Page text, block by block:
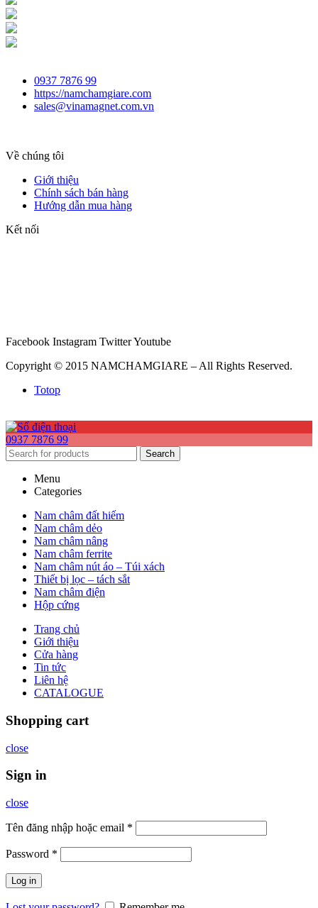
0937 7876 99
https://namchamgiare.com
sales@vinamagnet.com.vn
Về chúng tôi
Giới thiệu
Chính sách bán hàng
Hướng dẫn mua hàng
Kết nối
Facebook Instagram TwitterYoutube
Copyright © 2015 NAMCHAMGIARE – All Rights Reserved.
Totop
0937 7876 99
Search
Menu
Categories
Nam châm đất hiếm
Nam châm dẻo
Nam châm nâng
Nam châm ferrite
Nam châm nút áo – Túi xách
Thiết bị lọc – tách sắt
Nam châm điện
Hộp cứng
Trang chủ
Giới thiệu
Cửa hàng
Tin tức
Liên hệ
CATALOGUE
Shopping cart
close
Sign in
close
Tên đăng nhập hoặc email *
Password *
Log in